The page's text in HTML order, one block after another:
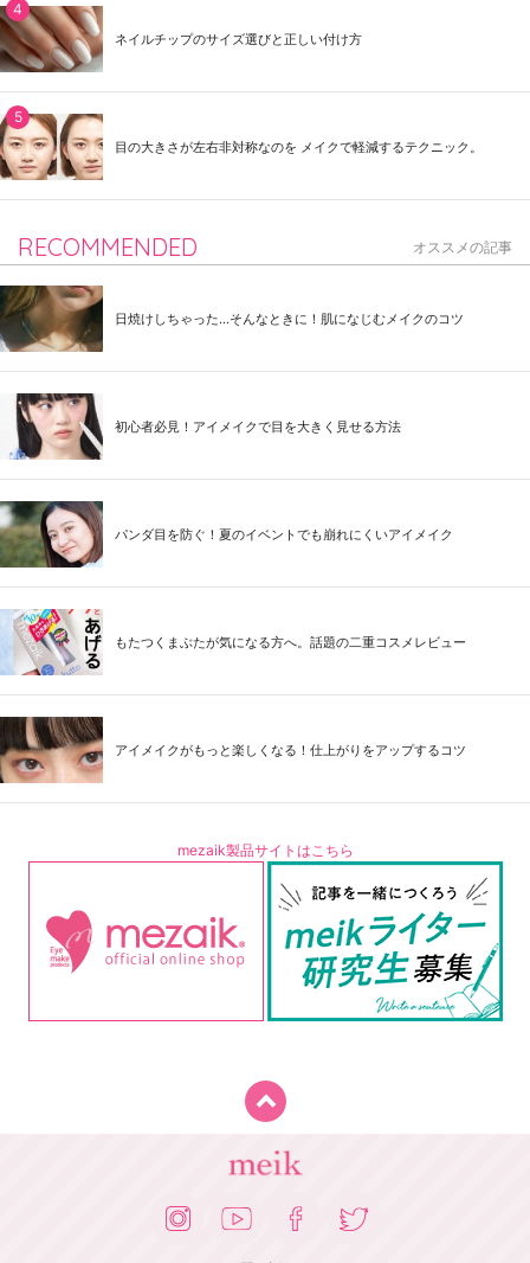
ネイルチップのサイズ選びと正しい付け方
目の大きさが左右非対称なのを メイクで軽減するテクニック。
RECOMMENDED オススメの記事
日焼けしちゃった...そんなときに！肌になじむメイクのコツ
初心者必見！アイメイクで目を大きく見せる方法
パンダ目を防ぐ！夏のイベントでも崩れにくいアイメイク
もたつくまぶたが気になる方へ。話題の二重コスメレビュー
アイメイクがもっと楽しくなる！仕上がりをアップするコツ
mezaik製品サイトはこちら